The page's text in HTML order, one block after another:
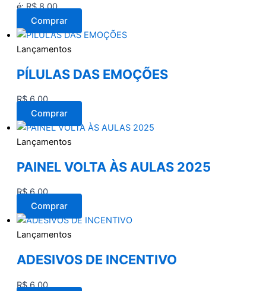
é: R$ 8,00.
Comprar
Lançamentos
PÍLULAS DAS EMOÇÕES
R$6,00
Comprar
Lançamentos
PAINEL VOLTA ÀS AULAS 2025
R$6,00
Comprar
Lançamentos
ADESIVOS DE INCENTIVO
R$6,00